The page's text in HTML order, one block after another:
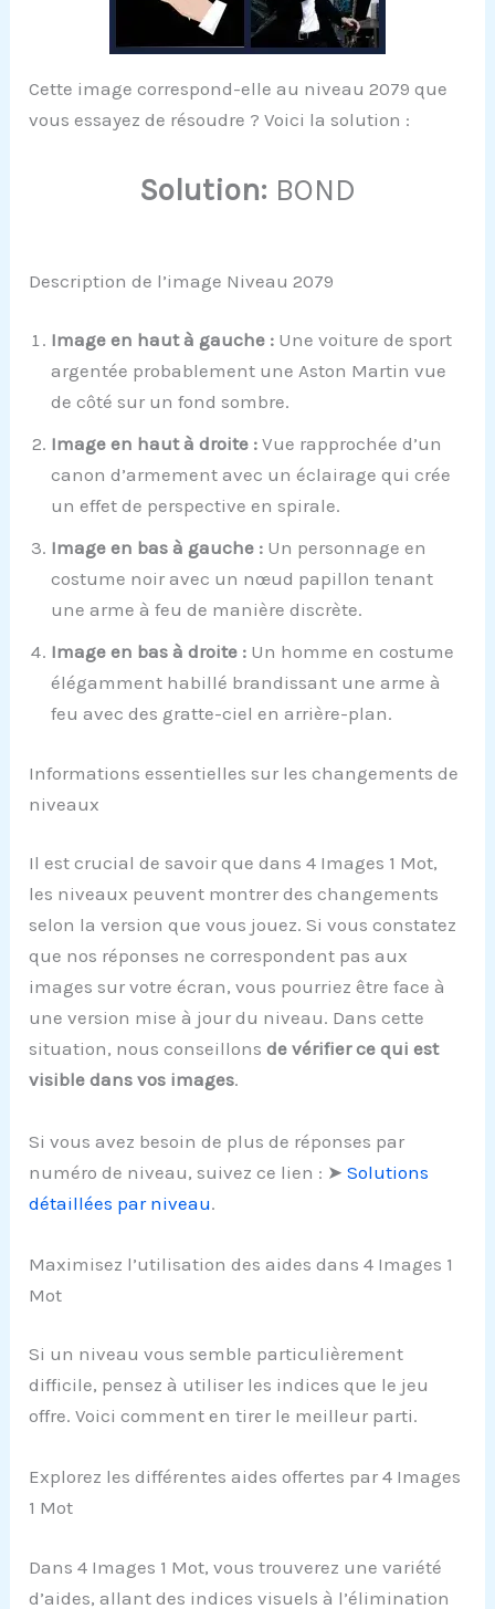
Cette image correspond-elle au niveau 2079 que
vous essayez de résoudre ? Voici la solution :
Solution: BOND
Description de l’image Niveau 2079
Image en haut à gauche : Une voiture de sport
argentée probablement une Aston Martin vue
de côté sur un fond sombre.
Image en haut à droite : Vue rapprochée d’un
canon d’armement avec un éclairage qui crée
un effet de perspective en spirale.
Image en bas à gauche : Un personnage en
costume noir avec un nœud papillon tenant
une arme à feu de manière discrète.
Image en bas à droite : Un homme en costume
élégamment habillé brandissant une arme à
feu avec des gratte-ciel en arrière-plan.
Informations essentielles sur les changements de
niveaux
Il est crucial de savoir que dans 4 Images 1 Mot,
les niveaux peuvent montrer des changements
selon la version que vous jouez. Si vous constatez
que nos réponses ne correspondent pas aux
images sur votre écran, vous pourriez être face à
une version mise à jour du niveau. Dans cette
situation, nous conseillonsde vérifier ce qui est
visible dans vos images.
Si vous avez besoin de plus de réponses par
numéro de niveau, suivez ce lien : ➤Solutions
détaillées par niveau.
Maximisez l’utilisation des aides dans 4 Images 1
Mot
Si un niveau vous semble particulièrement
difficile, pensez à utiliser les indices que le jeu
offre. Voici comment en tirer le meilleur parti.
Explorez les différentes aides offertes par 4 Images
1 Mot
Dans 4 Images 1 Mot, vous trouverez une variété
d’aides, allant des indices visuels à l’élimination